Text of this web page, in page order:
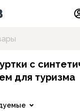
с
для туризма